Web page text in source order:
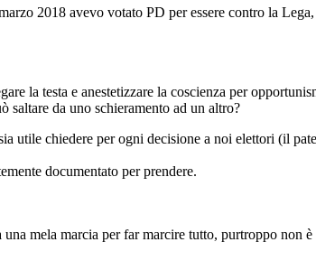
2018 avevo votato PD per essere contro la
la testa e anestetizzare la coscienza per
saltare da uno schieramento ad un altro?
utile chiedere per ogni decisione a noi elettori (il
documentato per prendere.
mela marcia per far marcire tutto, purtroppo non